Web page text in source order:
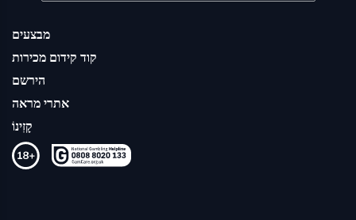
מבצעים
קוד קידום מכירות
הירשם
אתרי מראה
קָזִינוֹ